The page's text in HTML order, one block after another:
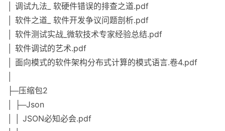
│ 调试九法_ 软硬件错误的排查之道.pdf
│ 软件之道_ 软件开发争议问题剖析.pdf
│ 软件测试实战_微软技术专家经验总结.pdf
│ 软件调试的艺术.pdf
│ 面向模式的软件架构分布式计算的模式语言.卷4.pdf
├─压缩包2
│ ├─Json
│ │ JSON必知必会.pdf